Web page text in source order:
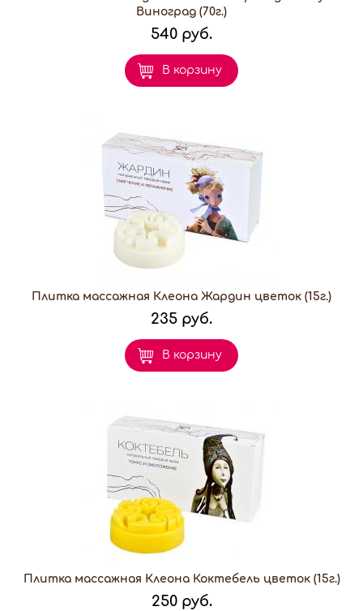
Виноград (70г.)
540 руб.
В корзину
Плитка массажная Клеона Жардин цветок (15г.)
235 руб.
В корзину
Плитка массажная Клеона Коктебель цветок (15г.)
250 руб.